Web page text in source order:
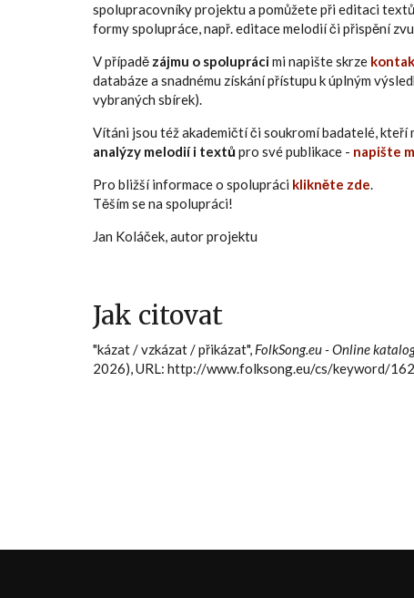
spolupracovníky projektu a pomůžete při editaci
formy spolupráce, např. editace melodií či přispění
V případě zájmu o spoluprácimi napište skrze
databáze a snadnému získání přístupu k úplným
vybraných sbírek).
Vítáni jsou též akademičtí či soukromí badatelé, kteří
analýzy melodií i textůpro své publikace - napište
Pro bližší informace o spolupráci klikněte zde.
Těším se na spolupráci!
Jan Koláček, autor projektu
Jak citovat
"kázat / vzkázat / přikázat", FolkSong.eu - Online
2026), URL: http://www.folksong.eu/cs/keyword/